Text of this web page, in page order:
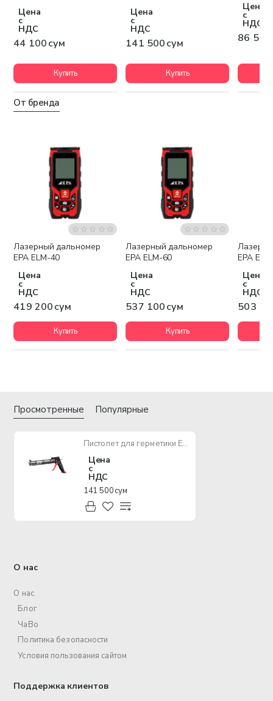
Цена
с
НДС
44 100 сум
Купить
Цена
с
НДС
141 500 сум
Купить
Цена
с
НДС
86 500
От бренда
Лазерный дальномер
EPA ELM-40
Цена
с
НДС
419 200 сум
Купить
Лазерный дальномер
EPA ELM-60
Цена
с
НДС
537 100 сум
Купить
EPA
Цена
с
НДС
503
Просмотренные Популярные
Пистолет для герметики EPA EPP-01
Цена
с
НДС
141 500 сум
О нас
О нас
Блог
ЧаВо
Политика безопасности
Условия пользования сайтом
Поддержка клиентов